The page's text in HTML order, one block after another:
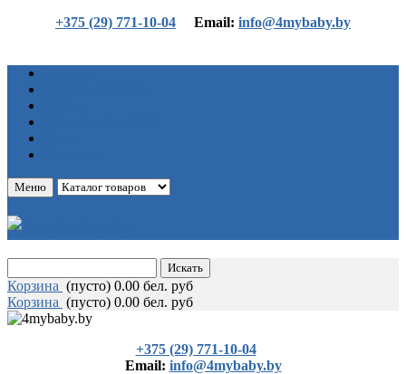
+375 (29) 771-10-04 Еmail: info@4mybaby.by
Меню
Корзина (пусто) 0.00 бел. руб
Корзина (пусто) 0.00 бел. руб
+375 (29) 771-10-04
Еmail: info@4mybaby.by